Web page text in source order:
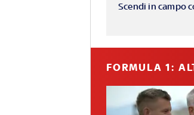
Scendi in campo
FORMULA 1: